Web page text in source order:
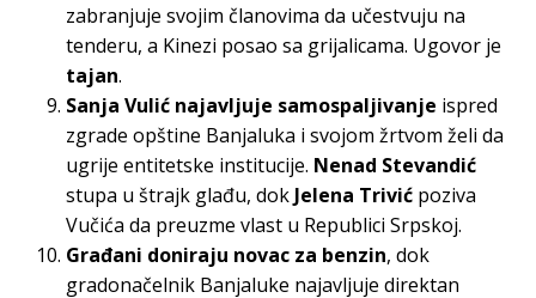
zabranjuje svojim članovima da učestvuju na
tenderu, a Kinezi posao sa grijalicama. Ugovor je
tajan.
Sanja Vulić najavljuje samospaljivanje ispred
zgrade opštine Banjaluka i svojom žrtvom želi da
ugrije entitetske institucije. Nenad Stevandić
stupa u štrajk glađu, dok Jelena Trivić poziva
Vučića da preuzme vlast u Republici Srpskoj.
Građani doniraju novac za benzin, dok
gradonačelnik Banjaluke najavljuje direktan